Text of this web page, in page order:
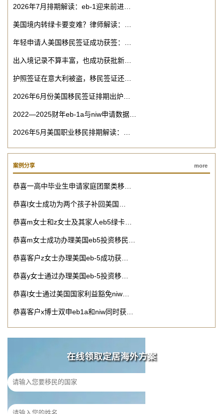
2026年7月排期解读：eb-1迎来前进…
美国境内转绿卡要变难？律师解读：…
年轻申请人美国移民签证成功获签：…
出入境记录不算丰富，也成功获批新…
护照签证在意大利被盗，移民签证还…
2026年6月份美国移民签证排期出炉…
2022—2025财年eb-1a与niw申请数据…
2026年5月美国职业移民排期解读：…
案例分享 more
恭喜一高中毕业生申请家庭团聚类移…
恭喜l女士成功为两个孩子补回美国…
恭喜m女士和z女士及其家人eb5绿卡…
恭喜m女士成功办理美国eb5投资移民…
恭喜客户z女士办理美国eb-5成功获…
恭喜y女士通过办理美国eb-5投资移…
恭喜l女士通过美国国家利益豁免niw…
恭喜客户x博士双申eb1a和niw同时获…
在线领取定居海外方案